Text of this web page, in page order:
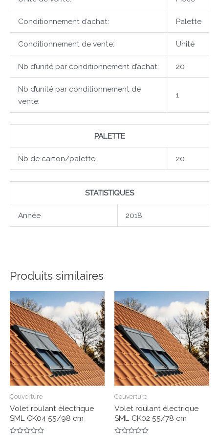
Conditionnement d’achat: Palette
Conditionnement de vente: Unité
Nb d’unité par conditionnement d’achat: 20
Nb d’unité par conditionnement de
vente:
1
PALETTE
Nb de carton/palette: 20
STATISTIQUES
Année 2018
Produits similaires
Couverture
Volet roulant électrique
SML CK04 55/98 cm
Couverture
Volet roulant électrique
SML CK02 55/78 cm